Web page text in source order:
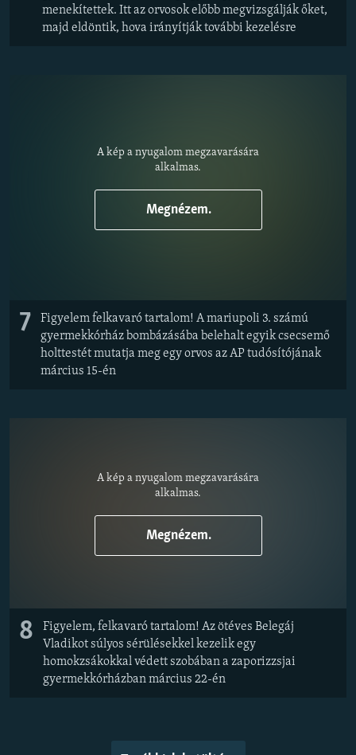
menekítettek. Itt az orvosok előbb megvizsgálják őket,
majd eldöntik, hova irányítják további kezelésre
A kép a nyugalom megzavarására
alkalmas.
Megnézem.
7
Figyelem felkavaró tartalom! A mariupoli 3. számú
gyermekkórház bombázásába belehalt egyik csecsemő
holttestét mutatja meg egy orvos az AP tudósítójának
március 15-én
A kép a nyugalom megzavarására
alkalmas.
Megnézem.
8
Figyelem, felkavaró tartalom! Az ötéves Belegáj
Vladikot súlyos sérülésekkel kezelik egy
homokzsákokkal védett szobában a zaporizzsjai
gyermekkórházban március 22-én